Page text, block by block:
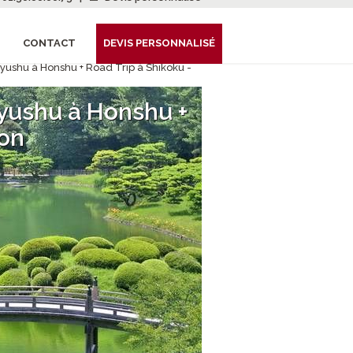
CONTACT DEVIS PERSONNALISÉ
à Honshu + Road Trip à Shikoku -
à Honshu +